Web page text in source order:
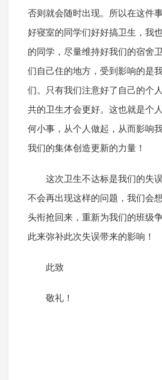
否则就会随时出现。所以在这件
好寝室的同学们好好搞卫生，我
的同学，尽量维持好我们的宿舍
们自己住的地方，受到影响的是
们。只有我们注意好了自己的个
共的卫生才会更好。这也就是个
何小事，从个人做起，从而影响
我们的集体创造更新的力量！
这次卫生不达标是我们的失
不会再出现这样的问题，我们会
头衔抢回来，重新为我们的班级
此来弥补此次失误带来的影响！
此致
敬礼！